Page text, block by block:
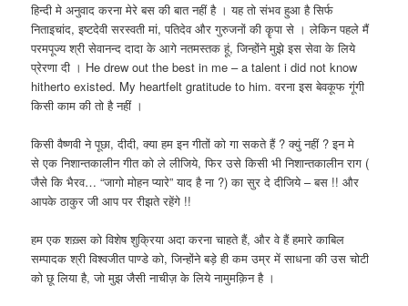
हिन्दी मे अनुवाद करना मेरे बस की बात नहीं है । यह तो संभव हुआ है सिर्फ
निताइचांद, इष्टदेवी सरस्वती मां, पतिदेव और गुरुजनों की कॄपा से । लेकिन पहले मैं
परमपूज्य श्री सेवानन्द दादा के आगे नतमस्तक हूं, जिन्होंने मुझे इस सेवा के लिये
प्रेरणा दी । He drew out the best in me – a talent i did not know
hitherto existed. My heartfelt gratitude to him. वरना इस बेवकूफ गूंगी
किसी काम की तो है नहीं ।
किसी वैष्णवी ने पूछा, दीदी, क्या हम इन गीतों को गा सकते हैं ? क्युं नहीं ? इन मे
से एक निशान्तकालीन गीत को ले लीजिये, फिर उसे किसी भी निशान्तकालीन राग (
जैसे कि भैरव… “जागो मोहन प्यारे” याद है ना ?) का सुर दे दीजिये – बस !! और
आपके ठाकुर जी आप पर रीझते रहेंगे !!
हम एक शख़्स को विशेष शुक्रिया अदा करना चाहते हैं, और वे हैं हमारे काबिल
सम्पादक श्री विश्वजीत पाण्डे को, जिन्होंने बड़े ही कम उम्र में साधना की उस चोटी
को छू लिया है, जो मुझ जैसी नाचीज़ के लिये नामुमक़िन है ।